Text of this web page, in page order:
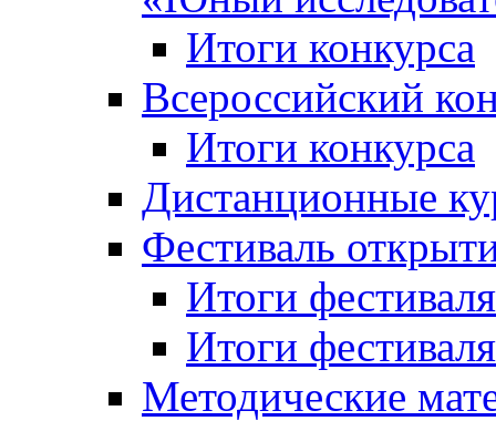
Итоги конкурса
Всероссийский
Итоги конкурса
Дистанционные
Фестиваль
Итоги
Итоги
Методические